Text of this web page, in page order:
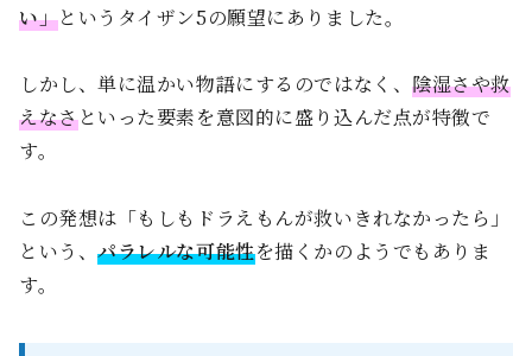
い」というタイザン5の願望にありました。
しかし、単に温かい物語にするのではなく、陰湿さや救
えなさといった要素を意図的に盛り込んだ点が特徴で
す。
この発想は「もしもドラえもんが救いきれなかったら」
という、パラレルな可能性を描くかのようでもありま
す。